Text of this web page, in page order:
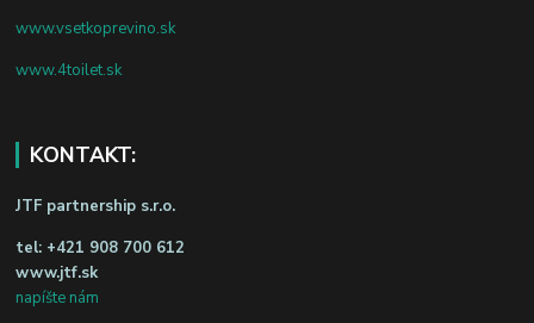
www.vsetkoprevino.sk
www.4toilet.sk
KONTAKT:
JTF partnership s.r.o.
tel: +421 908 700 612
www.jtf.sk
napíšte nám